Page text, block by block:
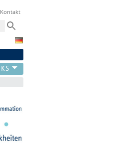
Kontakt